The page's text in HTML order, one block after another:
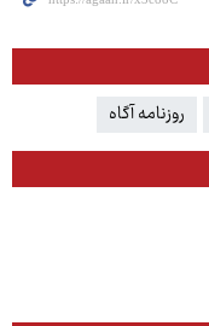
روزنامه آگاه